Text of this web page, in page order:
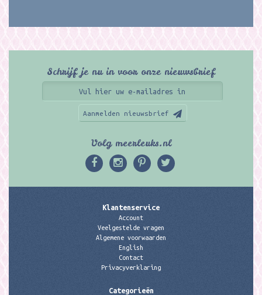
Schrijf je nu in voor onze nieuwsbrief
Aanmelden nieuwsbrief
Volg meerleuks.nl
Klantenservice
Account
Veelgestelde vragen
Algemene voorwaarden
English
Contact
Privacyverklaring
Categorieën